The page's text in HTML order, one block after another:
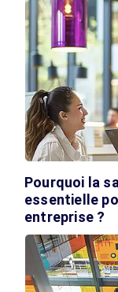
Pourquoi la
essentielle
entreprise ?